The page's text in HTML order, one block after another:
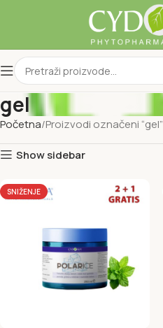
gel
Početna Proizvodi označeni “gel”
Show sidebar
SNIŽENJE